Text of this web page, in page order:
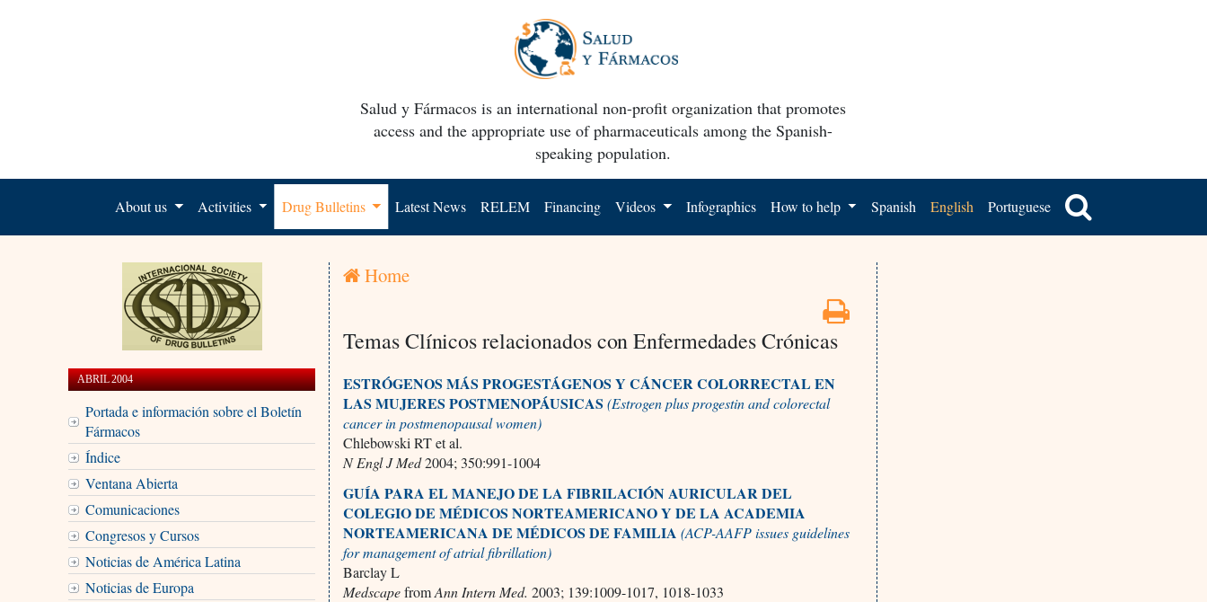
Salud y Fármacos is an international non-profit organization that promotes
access and the appropriate use of pharmaceuticals among the Spanish-
speaking population.
About us Activities Drug Bulletins Latest News RELEM Financing Videos Infographics How to help Spanish English Portuguese
ABRIL 2004
Portada e información sobre el Boletín
Fármacos
Índice
Ventana Abierta
Comunicaciones
Congresos y Cursos
Noticias de América Latina
Noticias de Europa
Home
Temas Clínicos relacionados con Enfermedades Crónicas
ESTRÓGENOS MÁS PROGESTÁGENOS Y CÁNCER COLORRECTAL EN
LAS MUJERES POSTMENOPÁUSICAS (Estrogen plus progestin and colorectal
cancer in postmenopausal women)
Chlebowski RT et al.
N Engl J Med2004; 350:991-1004
GUÍA PARA EL MANEJO DE LA FIBRILACIÓN AURICULAR DEL
COLEGIO DE MÉDICOS NORTEAMERICANO Y DE LA ACADEMIA
NORTEAMERICANA DE MÉDICOS DE FAMILIA (ACP-AAFP issues guidelines
for management of atrial fibrillation)
Barclay L
MedscapefromAnn Intern Med. 2003; 139:1009-1017, 1018-1033